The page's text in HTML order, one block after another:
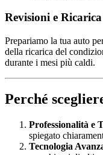
Revisioni e
Prepariamo la tua auto
della ricarica del
durante i mesi più caldi.
Perché
Professionalità e
spiegato
Tecnologia